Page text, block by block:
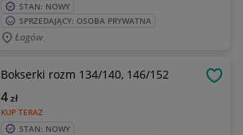
STAN: NOWY
SPRZEDAJĄCY: OSOBA PRYWATNA
Łagów
Bokserki rozm 134/140, 146/152
KUP TERAZ
4zł
STAN: NOWY